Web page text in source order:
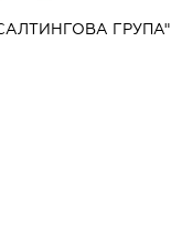
ГРУПА"